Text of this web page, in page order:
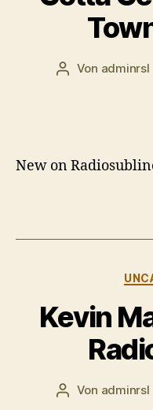
Beitragsautor
Von adminrsl
New on
Kevin
Beitragsautor
Von adminrsl